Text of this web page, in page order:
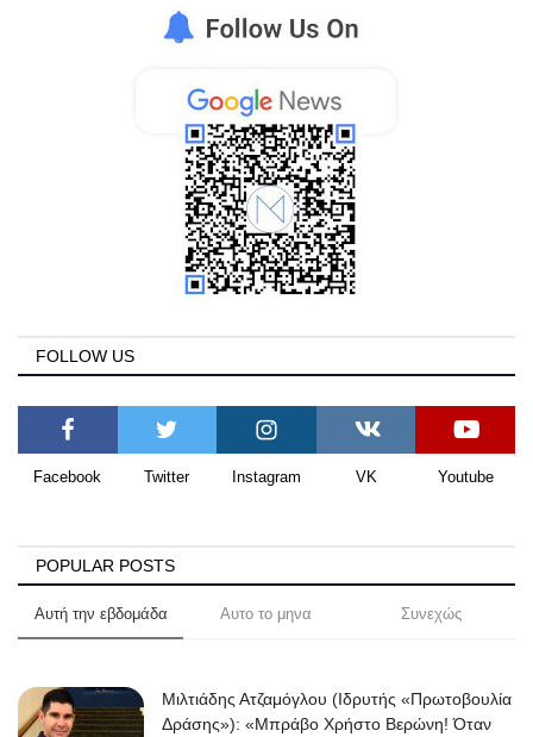
FOLLOW US
Facebook Twitter Instagram VK Youtube
POPULAR POSTS
Αυτή την εβδομάδα Αυτο το μηνα Συνεχώς
Μιλτιάδης Ατζαμόγλου (Ιδρυτής «Πρωτοβουλία
Δράσης»): «Μπράβο Χρήστο Βερώνη! Όταν